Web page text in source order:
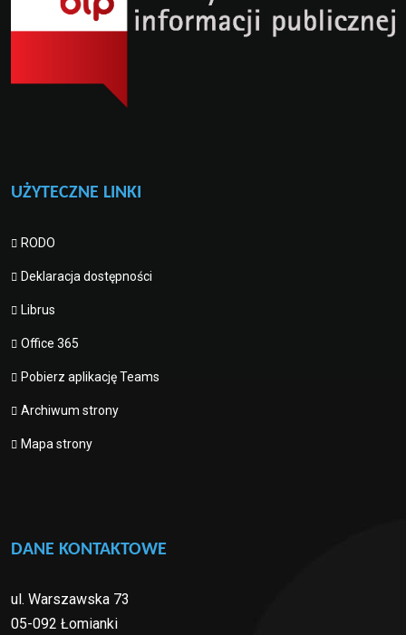
UŻYTECZNE LINKI
RODO
Deklaracja dostępności
Librus
Office 365
Pobierz aplikację Teams
Archiwum strony
Mapa strony
DANE KONTAKTOWE
ul. Warszawska 73
05-092 Łomianki